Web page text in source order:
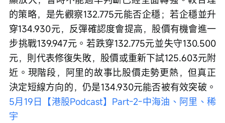
的策略，是先觀察132.775元能否企穩；若企穩並升
穿134.930元，反彈確認度會提高，股價有機會進一
步挑戰139.947元。若跌穿132.775元並失守130.500
元，則代表修復失敗，股價或重新下試125.603元附
近。現階段，阿里的故事比股價走勢更熱，但真正
決定短線方向的，仍是134.930元能否被有效突破。
5月19日【港股Podcast】Part-2-中海油、阿里、稀
宇